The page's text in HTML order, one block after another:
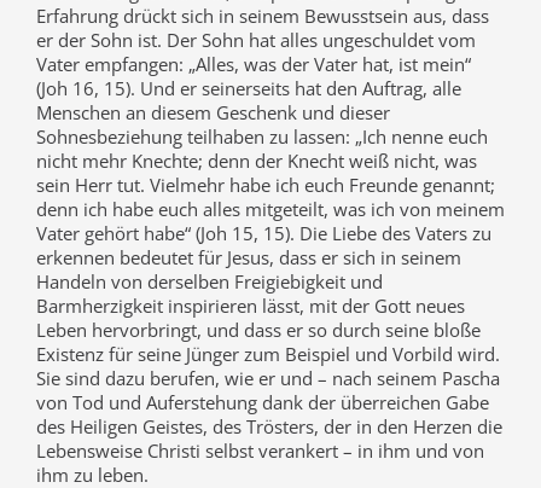
Erfahrung drückt sich in seinem Bewusstsein aus, dass
er der Sohn ist. Der Sohn hat alles ungeschuldet vom
Vater empfangen: „Alles, was der Vater hat, ist mein“
(Joh 16, 15). Und er seinerseits hat den Auftrag, alle
Menschen an diesem Geschenk und dieser
Sohnesbeziehung teilhaben zu lassen: „Ich nenne euch
nicht mehr Knechte; denn der Knecht weiß nicht, was
sein Herr tut. Vielmehr habe ich euch Freunde genannt;
denn ich habe euch alles mitgeteilt, was ich von meinem
Vater gehört habe“ (Joh 15, 15). Die Liebe des Vaters zu
erkennen bedeutet für Jesus, dass er sich in seinem
Handeln von derselben Freigiebigkeit und
Barmherzigkeit inspirieren lässt, mit der Gott neues
Leben hervorbringt, und dass er so durch seine bloße
Existenz für seine Jünger zum Beispiel und Vorbild wird.
Sie sind dazu berufen, wie er und – nach seinem Pascha
von Tod und Auferstehung dank der überreichen Gabe
des Heiligen Geistes, des Trösters, der in den Herzen die
Lebensweise Christi selbst verankert – in ihm und von
ihm zu leben.